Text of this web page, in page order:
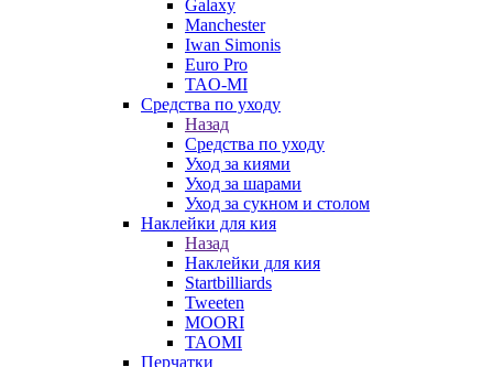
Galaxy
Manchester
Iwan Simonis
Euro Pro
TAO-MI
Средства по уходу
Назад
Средства по уходу
Уход за киями
Уход за шарами
Уход за сукном и столом
Наклейки для кия
Назад
Наклейки для кия
Startbilliards
Tweeten
MOORI
TAOMI
Перчатки